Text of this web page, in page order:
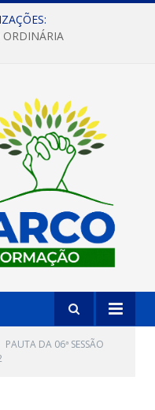
ORDINÁRIA
PAUTA DA 06ª SESSÃO